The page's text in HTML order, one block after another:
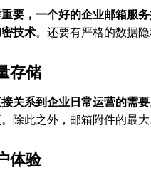
重要，一个好的企业邮箱服
技术。还要有严格的数据
储
关系到企业日常运营的需要
除此之外，邮箱附件的最
验